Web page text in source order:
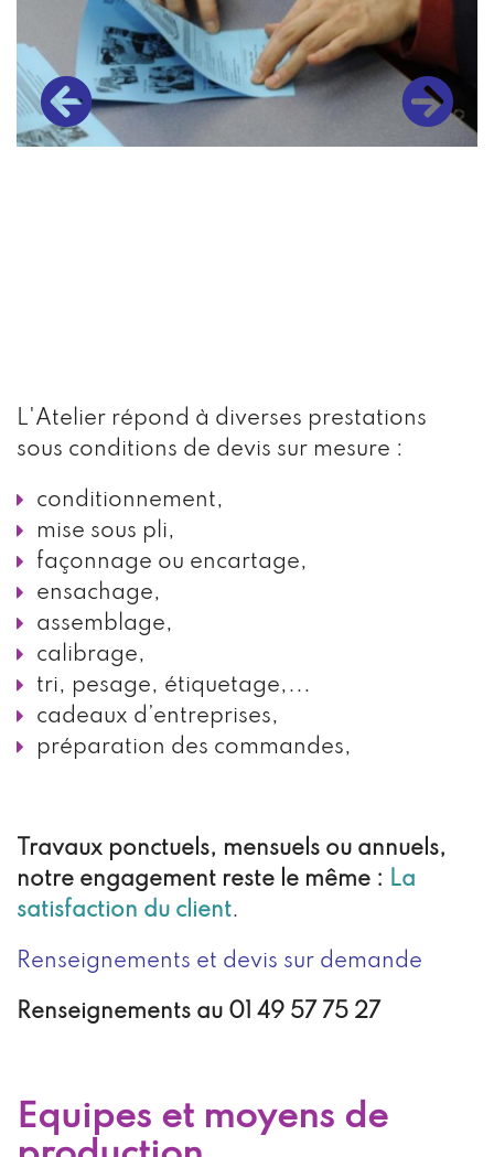
L'Atelier répond à diverses prestations
sous conditions de devis sur mesure :
conditionnement,
mise sous pli,
façonnage ou encartage,
ensachage,
assemblage,
calibrage,
tri, pesage, étiquetage,...
cadeaux d’entreprises,
préparation des commandes,
Travaux ponctuels, mensuels ou annuels,
notre engagement reste le même : La
satisfaction du client.
Renseignements et devis sur demande
Renseignements au 01 49 57 75 27
Equipes et moyens de